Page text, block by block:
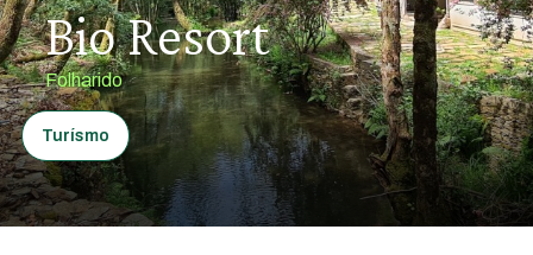
Bio Resort
Folharido
Turísmo